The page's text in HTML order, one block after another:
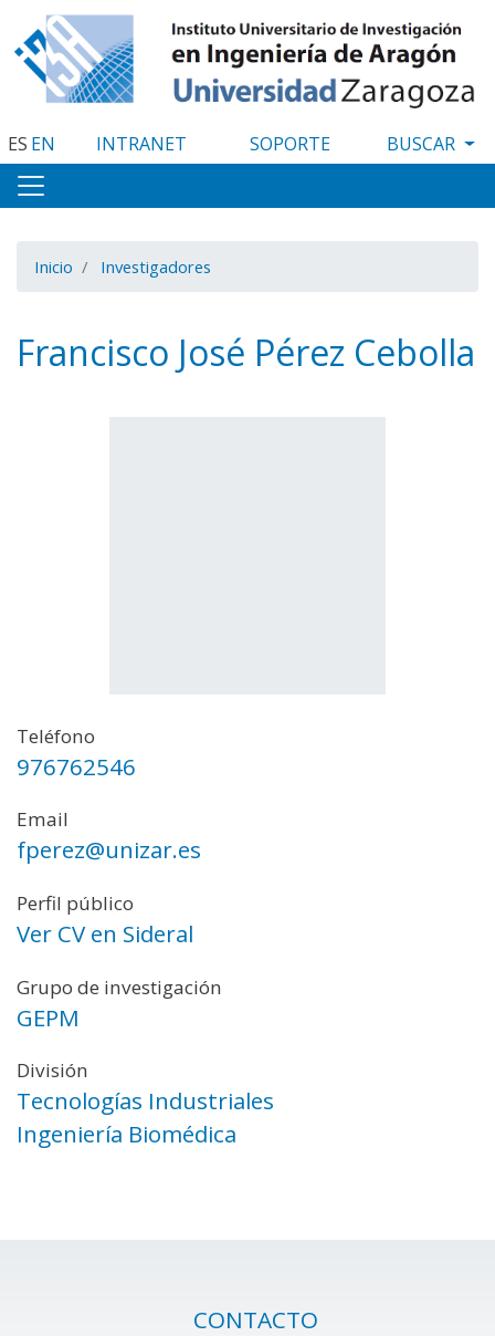
al
contenido
principal
ES EN INTRANET SOPORTE
Inicio Investigadores
Francisco José Pérez Cebolla
Teléfono
976762546
Email
fperez@unizar.es
Perfil público
Ver CV en Sideral
Grupo de investigación
GEPM
División
Tecnologías Industriales
Ingeniería Biomédica
CONTACTO